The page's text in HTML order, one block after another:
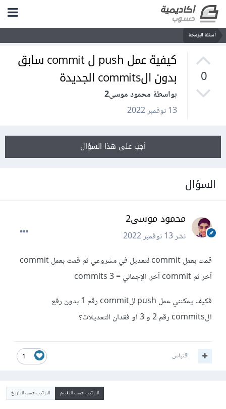
أسئلة البرمجة
0
كيفية عمل push ل commit سابق
بدون الcommits الجديدة
بواسطة محمود موسى2
13 نوفمبر 2022
أجب على هذا السؤال
السؤال
محمود موسى2
نشر13 نوفمبر 2022
قمت بعمل commit لتعديل في مشروعي ثم قمت بعمل commit
آخر ثم commit آخر. الإجمالي = 3 commits
فكيف يمكنني عمل push للcommit رقم 1 بدون رفع
الcommits رقم 2 و 3 او فقدان التعديلات؟
1 اقتباس
الترتيب حسب التقييم الترتيب حسب التاريخ